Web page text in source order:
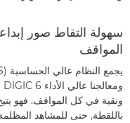
سهولة التقاط صور
المواقف
ونقية في كل المواقف. فهو
باللقطة, حتى للمشاهد